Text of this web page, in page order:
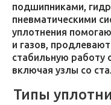
подшипниками,
пневматическими
уплотнения
и газов,
стабильную работу
включая узлы со
Типы